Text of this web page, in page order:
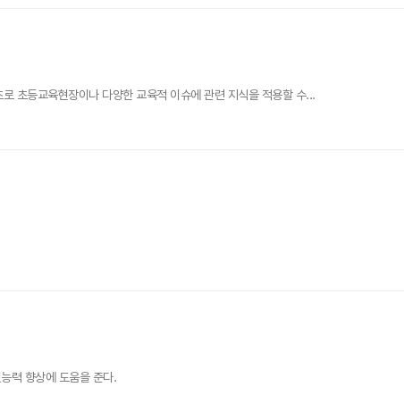
초등교육현장이나 다양한 교육적 이슈에 관련 지식을 적용할 수...
력 향상에 도움을 준다.